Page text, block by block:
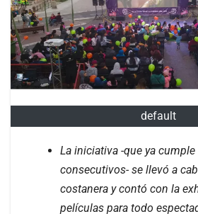
default
La iniciativa -que ya
consecutivos- se llevó a
costanera y contó con la
películas para todo